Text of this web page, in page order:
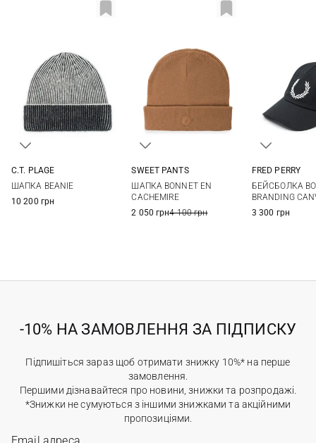
C.T. PLAGE
ШАПКА BEANIE
10 200 грн
SWEET PANTS
ШАПКА BONNET EN
CACHEMIRE
2 050 грн4 100 грн
FRED PERRY
БЕЙСБОЛКА
BRANDING
3 300 грн
-10% НА ЗАМОВЛЕННЯ ЗА ПІДПИСКУ
Підпишіться зараз щоб отримати знижку 10%* на перше
замовлення.
Першими дізнавайтеся про новини, знижки та розпродажі.
*Знижки не сумуються з іншими знижками та акційними
пропозиціями.